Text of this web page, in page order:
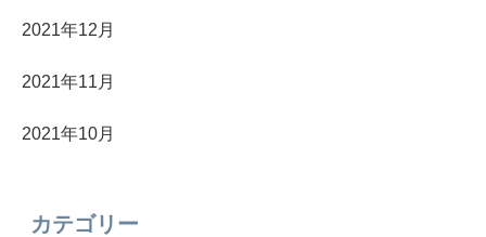
2021年12月
2021年11月
2021年10月
カテゴリー